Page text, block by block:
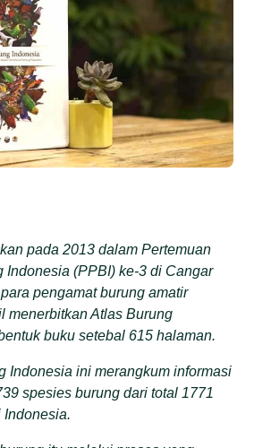
pada 2013 dalam Pertemuan
Indonesia (PPBI) ke-3 di Cangar
pengamat burung amatir
menerbitkan Atlas Burung
buku setebal 615 halaman.
Indonesia ini merangkum informasi
spesies burung dari total 1771
Indonesia.